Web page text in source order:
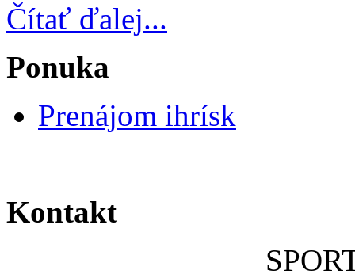
Čítať ďalej...
Ponuka
Prenájom ihrísk
Kontakt